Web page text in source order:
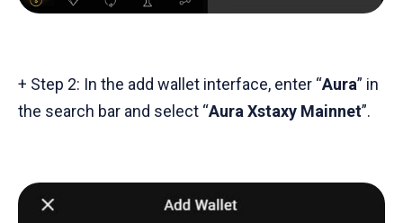
+ Step 2: In the add wallet interface, enter “Aura” in
the search bar and select “Aura Xstaxy Mainnet”.